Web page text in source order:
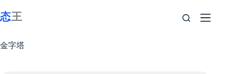
至
金字塔